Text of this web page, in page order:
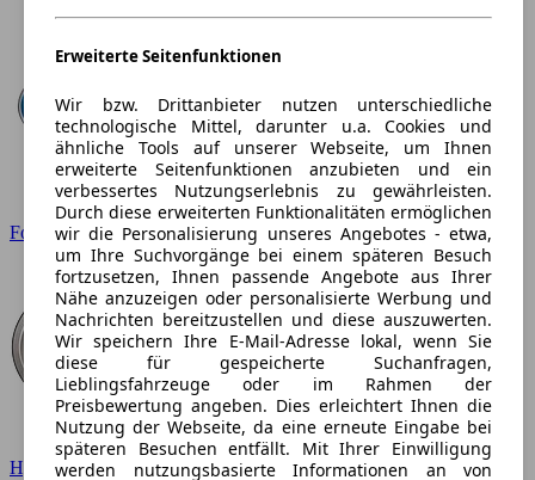
Ford
Hyundai
Erweiterte Seitenfunktionen
Wir bzw. Drittanbieter nutzen unterschiedliche
technologische Mittel, darunter u.a. Cookies und
ähnliche Tools auf unserer Webseite, um Ihnen
erweiterte Seitenfunktionen anzubieten und ein
verbessertes Nutzungserlebnis zu gewährleisten.
Durch diese erweiterten Funktionalitäten ermöglichen
wir die Personalisierung unseres Angebotes - etwa,
um Ihre Suchvorgänge bei einem späteren Besuch
fortzusetzen, Ihnen passende Angebote aus Ihrer
Nähe anzuzeigen oder personalisierte Werbung und
Nachrichten bereitzustellen und diese auszuwerten.
Wir speichern Ihre E-Mail-Adresse lokal, wenn Sie
diese für gespeicherte Suchanfragen,
Lieblingsfahrzeuge oder im Rahmen der
Preisbewertung angeben. Dies erleichtert Ihnen die
Nutzung der Webseite, da eine erneute Eingabe bei
späteren Besuchen entfällt. Mit Ihrer Einwilligung
werden nutzungsbasierte Informationen an von